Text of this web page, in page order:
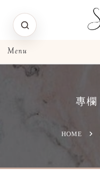
專欄
HOME